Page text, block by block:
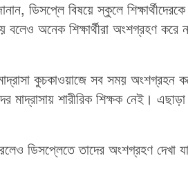
ডিসপ্লে বিষয়ে স্কুলে শিক্ষার্থীদেরকে
বলেও অনেক শিক্ষার্থীরা অংশগ্রহণ করে
কুচকাওয়াজে সব সময় অংশগ্রহন
শারীরিক শিক্ষক নেই। এছাড়া
ডিসপ্লেতে তাদের অংশগ্রহণ দেখা